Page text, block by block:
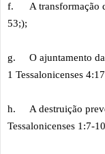
f.
A transformação
53;);
g.
O ajuntamento
1 Tessalonicenses
h.
A destruição
Tessalonicenses 1:7-